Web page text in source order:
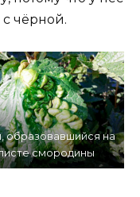
чёрной.
образовавшийся на
смородины